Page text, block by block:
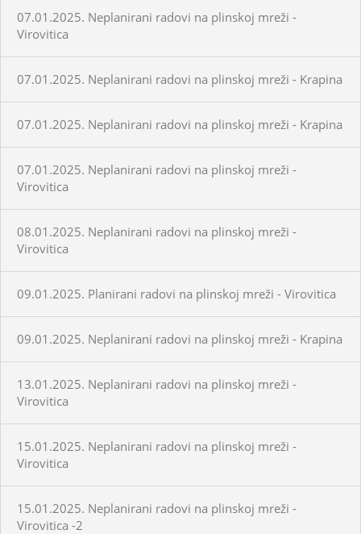
07.01.2025. Neplanirani radovi na plinskoj mreži -
Virovitica
07.01.2025. Neplanirani radovi na plinskoj mreži - Krapina
07.01.2025. Neplanirani radovi na plinskoj mreži - Krapina
07.01.2025. Neplanirani radovi na plinskoj mreži -
Virovitica
08.01.2025. Neplanirani radovi na plinskoj mreži -
Virovitica
09.01.2025. Planirani radovi na plinskoj mreži - Virovitica
09.01.2025. Neplanirani radovi na plinskoj mreži - Krapina
13.01.2025. Neplanirani radovi na plinskoj mreži -
Virovitica
15.01.2025. Neplanirani radovi na plinskoj mreži -
Virovitica
15.01.2025. Neplanirani radovi na plinskoj mreži -
Virovitica -2